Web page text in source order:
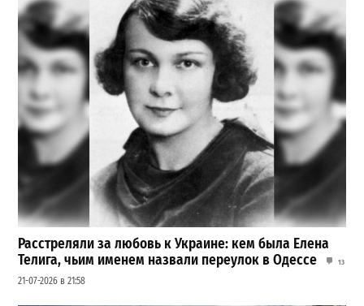
Расстреляли за любовь к Украине: кем была Елена
Телига, чьим именем назвали переулок в Одессе
13
21-07-2026 в 21:58